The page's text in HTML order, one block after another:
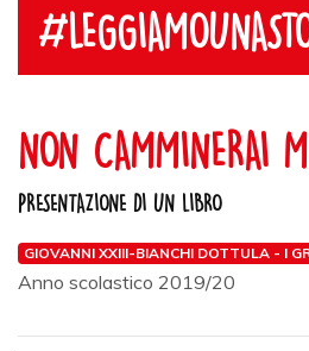
NON CAMMINERAI
PRESENTAZIONE DI UN LIBRO
GIOVANNI XXIII-BIANCHI DOTTULA - I
Anno scolastico 2019/20